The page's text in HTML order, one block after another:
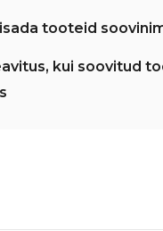
tooteid
kui soovitud